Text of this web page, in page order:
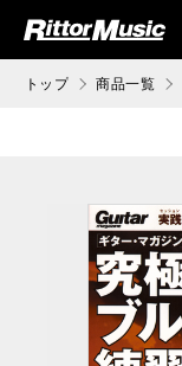
ジック (Rittor Musi
トップ 商品一覧